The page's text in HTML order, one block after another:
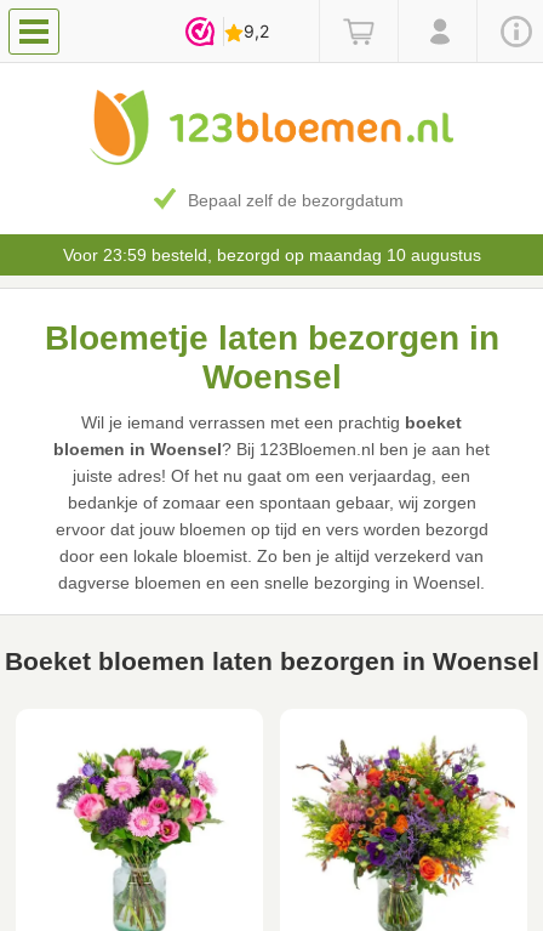
Bepaal zelf de bezorgdatum
Voor 23:59 besteld, bezorgd op maandag 10 augustus
Bloemetje laten bezorgen in
Woensel
Wil je iemand verrassen met een prachtig boeket
bloemen in Woensel? Bij 123Bloemen.nl ben je aan het
juiste adres! Of het nu gaat om een verjaardag, een
bedankje of zomaar een spontaan gebaar, wij zorgen
ervoor dat jouw bloemen op tijd en vers worden bezorgd
door een lokale bloemist. Zo ben je altijd verzekerd van
dagverse bloemen en een snelle bezorging in Woensel.
Boeket bloemen laten bezorgen in Woensel